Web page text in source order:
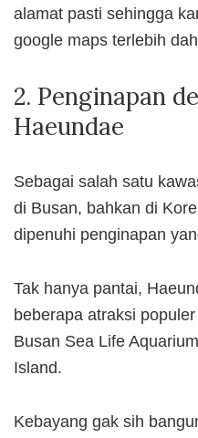
alamat pasti sehingga
google maps terlebih
2. Penginapan
Haeundae
Sebagai salah satu
di Busan, bahkan di
dipenuhi penginapan
Tak hanya pantai,
beberapa atraksi
Busan Sea Life
Island.
Kebayang gak sih